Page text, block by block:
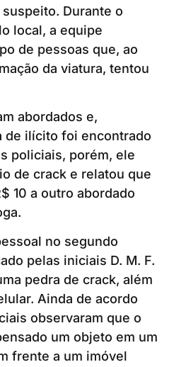
Durante o
local, a equipe
de pessoas que, ao
da viatura, tentou
abordados e,
de ilícito foi encontrado
policiais, porém, ele
de crack e relatou que
10 a outro abordado
no segundo
pelas iniciais D. M. F.
pedra de crack, além
Ainda de acordo
observaram que o
um objeto em um
frente a um imóvel